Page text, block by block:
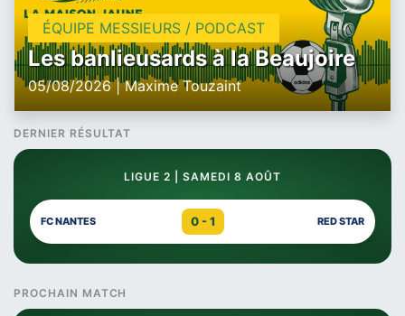
ÉQUIPE MESSIEURS / PODCAST
Les banlieusards à la Beaujoire
05/08/2026 | Maxime Touzaint
DERNIER RÉSULTAT
LIGUE 2 | SAMEDI 8 AOÛT
FC NANTES 0 - 1 RED STAR
PROCHAIN MATCH